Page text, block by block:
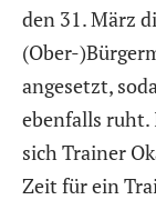
den 31. März
(Ober-
angesetzt,
ebenfalls ruht.
sich Trainer
Zeit für ein